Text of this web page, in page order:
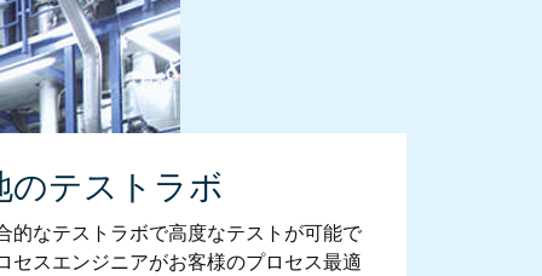
のテストラボ
的なテストラボで高度なテストが可能で
セスエンジニアがお客様のプロセス最適